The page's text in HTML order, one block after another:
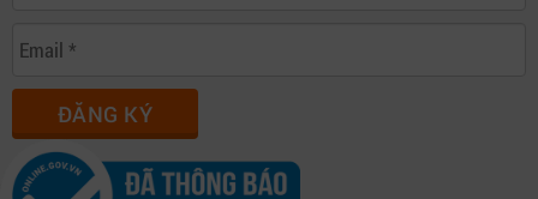
Mọi chi tiết xin vui lòng liên hệ:
THỊNH
Địa chỉ:406/55 Cộng Hòa, Phường Tân Bình, Thành phố
Hồ Chí Minh
ĐĂNG KÝ